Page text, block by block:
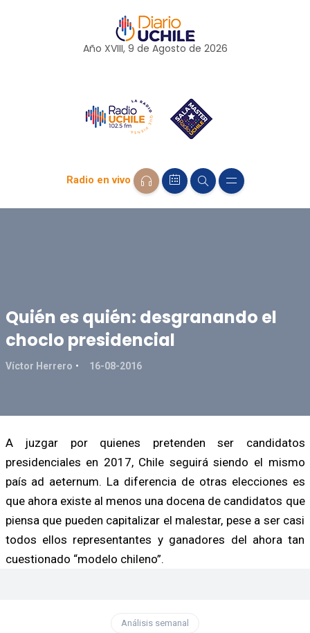
Año XVIII, 9 de Agosto de 2026
Radio en vivo
Quién es quién: desgranando el
choclo presidencial
Víctor Herrero 16-08-2016
A juzgar por quienes pretenden ser candidatos
presidenciales en 2017, Chile seguirá siendo el mismo
país ad aeternum. La diferencia de otras elecciones es
que ahora existe al menos una docena de candidatos que
piensa que pueden capitalizar el malestar, pese a ser casi
todos ellos representantes y ganadores del ahora tan
cuestionado “modelo chileno”.
Análisis semanal